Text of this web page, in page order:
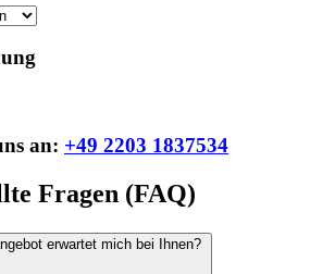
an: +49 2203 1837534
Fragen (FAQ)
erwartet mich bei Ihnen?